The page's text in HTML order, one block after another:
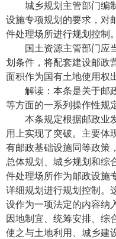
城乡规划主管部门编制
设施专项规划的要求，对
件处理场所进行规划控制。
国土资源主管部门应当
划条件，将配套建设邮政
面积作为国有土地使用权
解读：本条是关于邮政
等方面的一系列操作性规
本条规定根据邮政业发
用上实现了突破。主要体
有邮政基础设施同等政策
总体规划、城乡规划和综
件处理场所作为邮政设施
详细规划进行规划控制。
设作为一项法定的内容纳
因地制宜、统筹安排、综
使之与土地利用、城乡建